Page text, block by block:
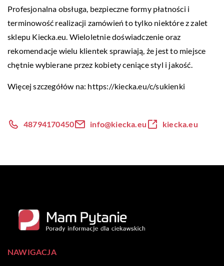
Profesjonalna obsługa, bezpieczne formy płatności i
terminowość realizacji zamówień to tylko niektóre z zalet
sklepu Kiecka.eu. Wieloletnie doświadczenie oraz
rekomendacje wielu klientek sprawiają, że jest to miejsce
chętnie wybierane przez kobiety ceniące styl i jakość.
Więcej szczegółów na: https://kiecka.eu/c/sukienki
48794170450 info@kiecka.eu kiecka.eu
NAWIGACJA